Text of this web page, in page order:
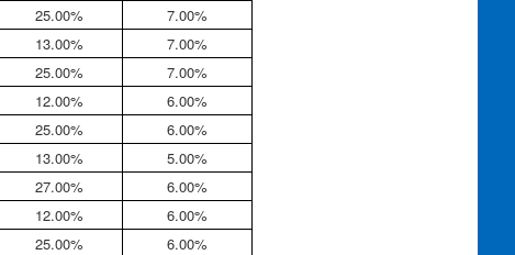
25.00% 7.00%
13.00%
7.00%
25.00% 7.00%
12.00%
6.00%
25.00% 6.00%
13.00%
5.00%
27.00% 6.00%
12.00%
6.00%
25.00% 6.00%